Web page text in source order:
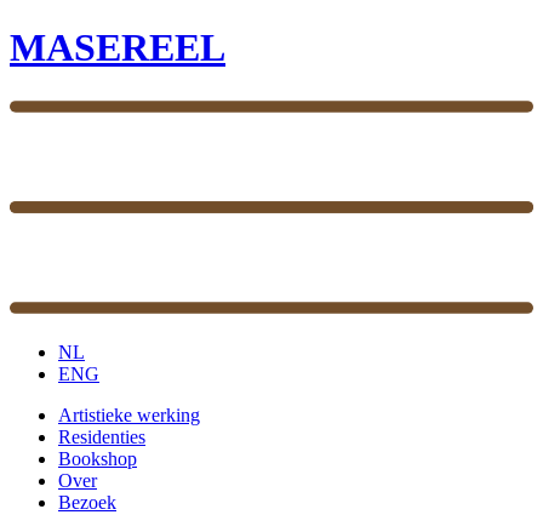
MASEREEL
NL
ENG
Artistieke werking
Residenties
Bookshop
Over
Bezoek